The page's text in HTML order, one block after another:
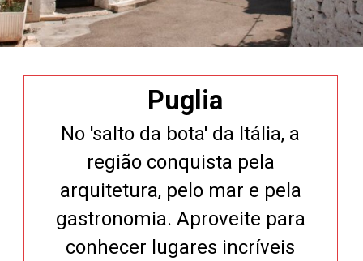
No 'salto da bota' da Itália, a
região conquista pela
arquitetura, pelo mar e pela
gastronomia. Aproveite para
conhecer lugares incríveis
Puglia